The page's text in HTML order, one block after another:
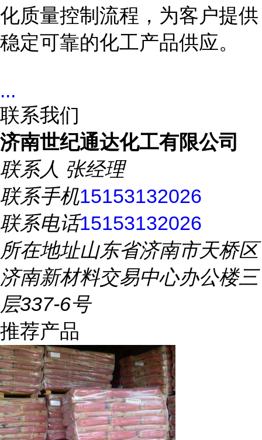
化质量控制流程，为客户提供
稳定可靠的化工产品供应。
...
联系我们
济南世纪通达化工有限公司
联系人 张经理
联系手机15153132026
联系电话15153132026
所在地址山东省济南市天桥区
济南新材料交易中心办公楼三
层337-6号
推荐产品